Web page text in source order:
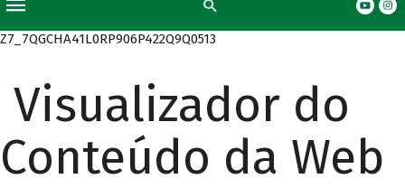
Z7_7QGCHA41L0RP906P422Q9Q0513
Visualizador do
Conteúdo da Web